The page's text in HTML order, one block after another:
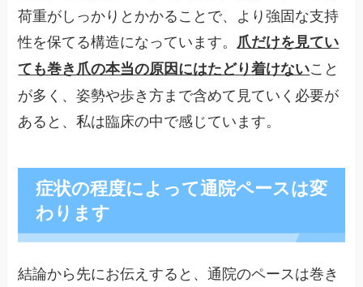
荷重がしっかりとかかることで、より強固な支持
性を保てる構造になっています。 爪だけを見てい
ても巻き爪の本当の原因にはたどり着けないこと
が多く、姿勢や歩き方まで含めて見ていく必要が
あると、私は臨床の中で感じています。
症状の程度によって通院ペースは変
わります
結論から先にお伝えすると、通院のペースは巻き